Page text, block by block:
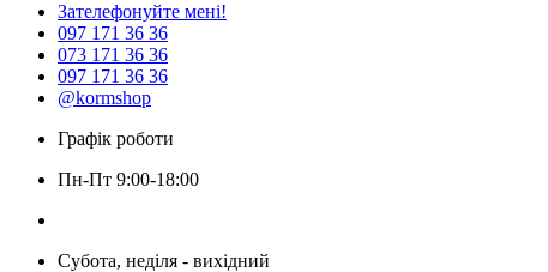
Зателефонуйте мені!
097 171 36 36
073 171 36 36
097 171 36 36
@kormshop
Графік роботи
Пн-Пт 9:00-18:00
Субота, неділя - вихідний